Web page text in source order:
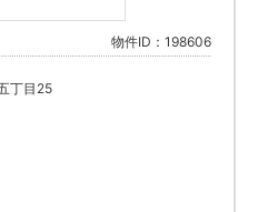
物件ID：198606
丁目25